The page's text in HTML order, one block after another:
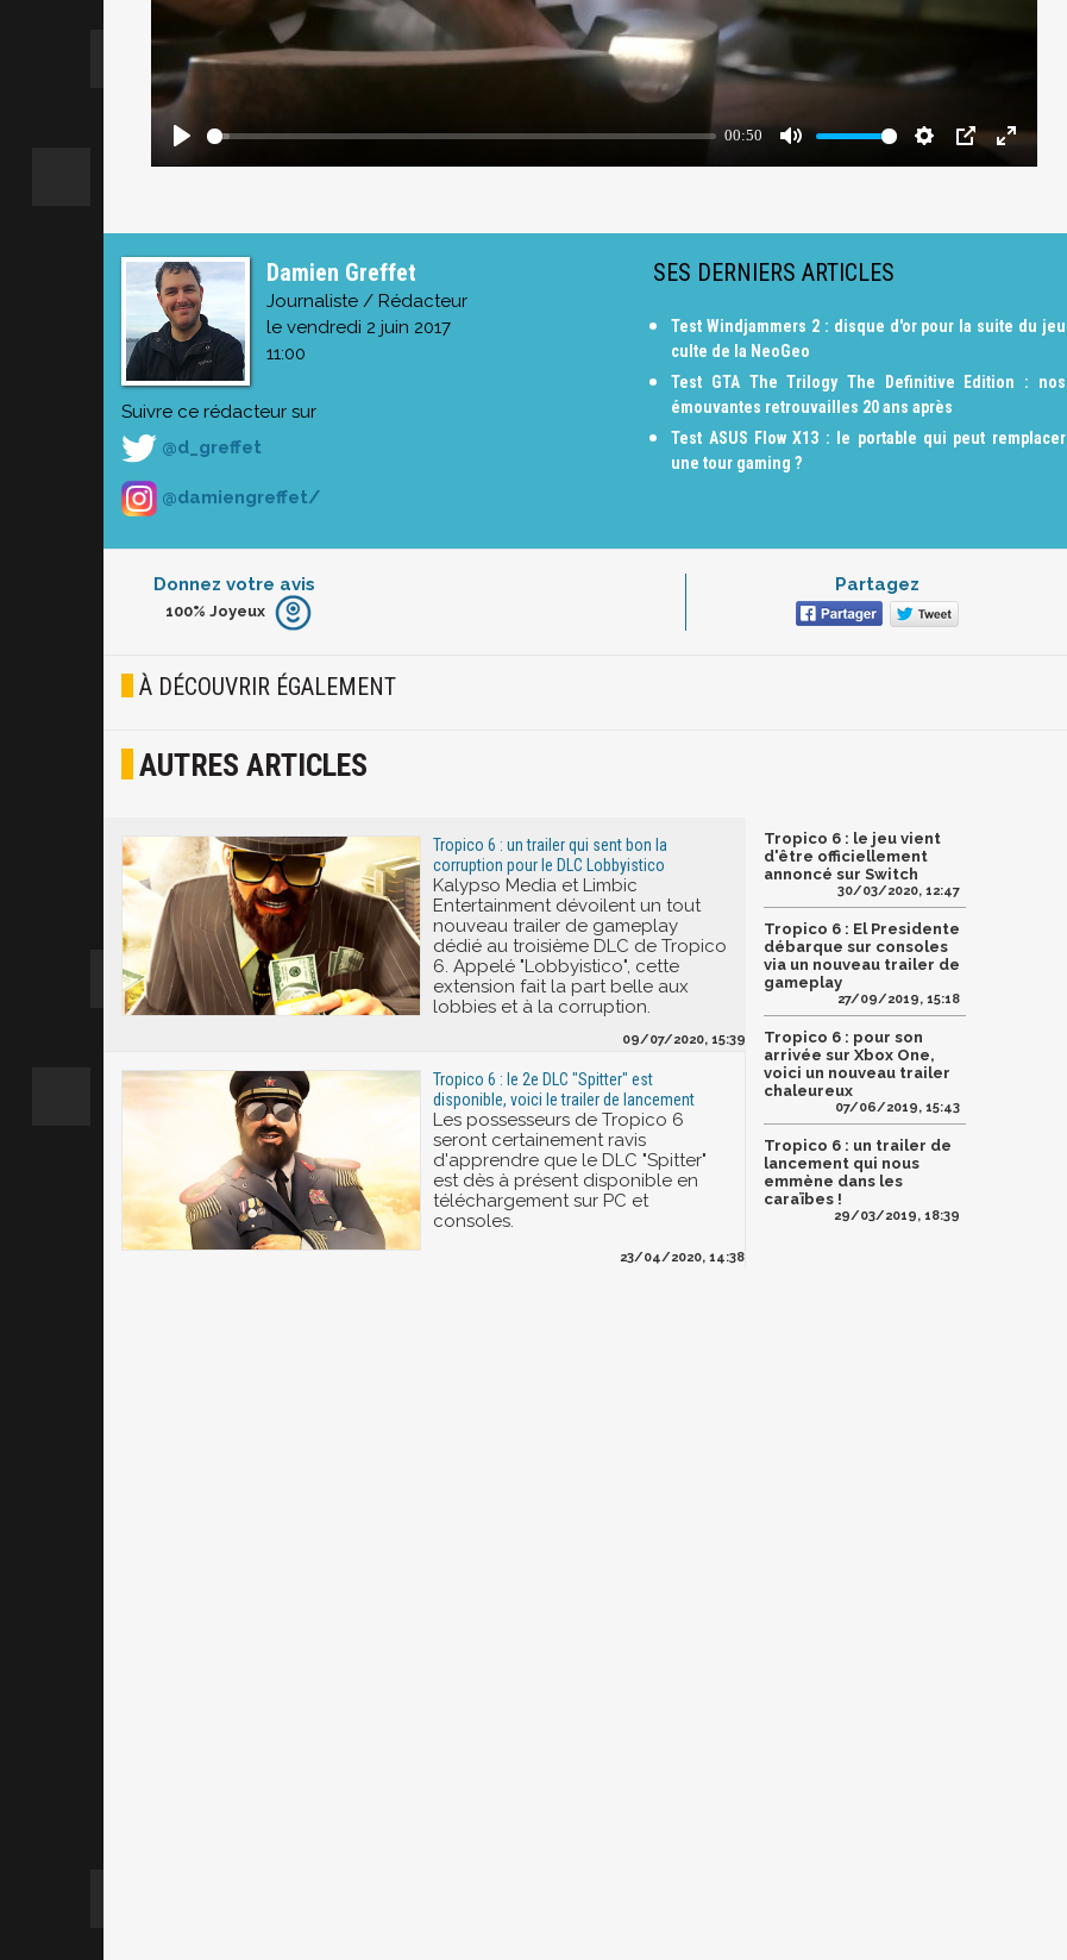
Damien Greffet
Journaliste / Rédacteur
le vendredi 2 juin 2017
11:00
Suivre ce rédacteur sur
@d_greffet
@damiengreffet/
SES DERNIERS ARTICLES
Test Windjammers 2 : disque d'or pour la suite du jeu
culte de la NeoGeo
Test GTA The Trilogy The Definitive Edition : nos
émouvantes retrouvailles 20 ans après
Test ASUS Flow X13 : le portable qui peut remplacer
une tour gaming ?
Donnez votre avis
Furieux
Joyeux
100% Joyeux
Partagez
À DÉCOUVRIR ÉGALEMENT
AUTRES ARTICLES
Tropico 6 : un trailer qui sent bon la
corruption pour le DLC Lobbyistico
Kalypso Media et Limbic
Entertainment dévoilent un tout
nouveau trailer de gameplay
dédié au troisième DLC de Tropico
6. Appelé "Lobbyistico", cette
extension fait la part belle aux
lobbies et à la corruption.
09/07/2020, 15:39
Tropico 6 : le 2e DLC "Spitter" est
disponible, voici le trailer de lancement
Les possesseurs de Tropico 6
seront certainement ravis
d'apprendre que le DLC "Spitter"
est dès à présent disponible en
téléchargement sur PC et
consoles.
23/04/2020, 14:38
Tropico 6 : le jeu vient
d'être officiellement
annoncé sur Switch
30/03/2020, 12:47
Tropico 6 : El Presidente
débarque sur consoles
via un nouveau trailer de
gameplay
27/09/2019, 15:18
Tropico 6 : pour son
arrivée sur Xbox One,
voici un nouveau trailer
chaleureux
07/06/2019, 15:43
Tropico 6 : un trailer de
lancement qui nous
emmène dans les
caraïbes !
29/03/2019, 18:39